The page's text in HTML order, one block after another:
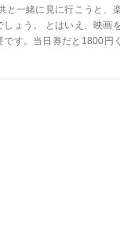
と一緒に見に行こうと、
しょう。 とはいえ、映画
す。当日券だと1800円く